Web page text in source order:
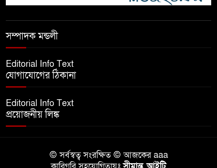
বেতাগীতে ঈদুল আজহা উপলক্ষে
বিনামূল্যে বীজ ও রাসায়নিক সার
সম্পাদক মন্ডলী
Editorial Info Text
যোগাযোগের ঠিকানা
Editorial Info Text
প্রয়োজনীয় লিঙ্ক
© সর্বস্বত্ব সংরক্ষিত © আজকের aaa